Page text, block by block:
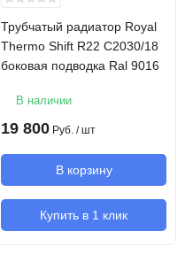
Трубчатый радиатор Royal
Thermo Shift R22 C2030/18
боковая подводка Ral 9016
В наличии
19 800 Руб. / шт
В корзину
Купить в 1 клик